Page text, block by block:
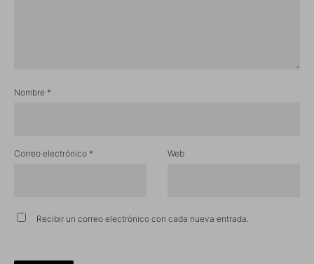
Nombre *
Correo electrónico * Web
Recibir un correo electrónico con cada nueva entrada.